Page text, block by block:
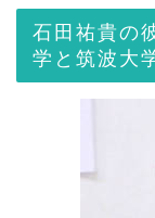
石田祐貴の
学と筑波大